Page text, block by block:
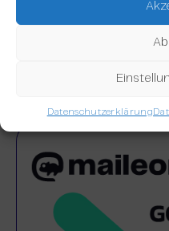
Datenschutzerklärung
JTL